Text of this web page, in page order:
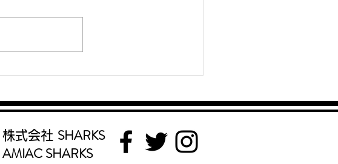
東京都中学総体 SHARKS
株式会社 SHARKS
AMIAC SHARKS